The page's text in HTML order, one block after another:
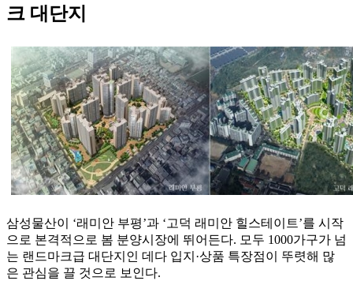
크 대단지
삼성물산이 ‘래미안 부평’과 ‘고덕 래미안 힐스테이트’를 시작
으로 본격적으로 봄 분양시장에 뛰어든다. 모두 1000가구가 넘
는 랜드마크급 대단지인 데다 입지·상품 특장점이 뚜렷해 많
은 관심을 끌 것으로 보인다.